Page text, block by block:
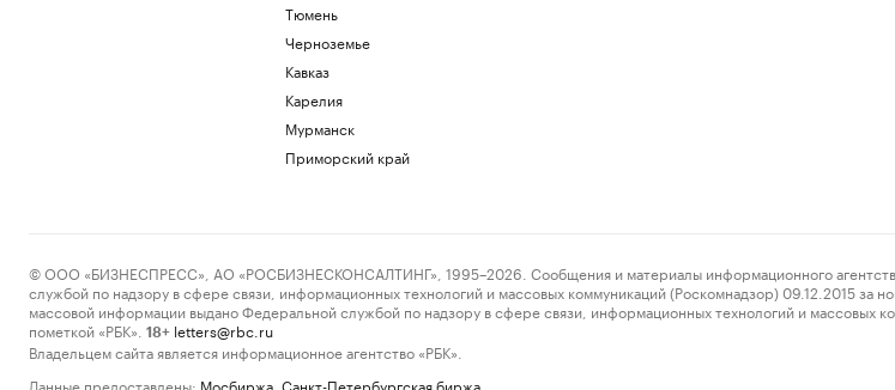
Тюмень
Черноземье
Кавказ
Карелия
Мурманск
Приморский край
© ООО «БИЗНЕСПРЕСС», АО «РОСБИЗНЕСКОНСАЛТИНГ», 1995–2026. Сообщения и материалы информационного агентства
службой по надзору в сфере связи, информационных технологий и массовых коммуникаций (Роскомнадзор) 09.12.2015
массовой информации выдано Федеральной службой по надзору в сфере связи, информационных технологий и
пометкой «РБК».
18+ letters@rbc.ru
Владельцем сайта является информационное агентство «РБК».
Данные предоставлены: Мосбиржа Санкт-Петербургская биржа